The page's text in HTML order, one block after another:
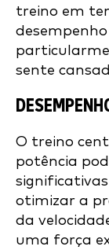
treino em
sente
O treino
potência
otimizar a
da
uma força